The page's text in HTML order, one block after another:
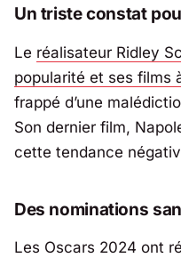
Un triste constat
Le réalisateur Ridley
popularité et ses films
frappé d’une
Son dernier film,
cette tendance
Des nominations
Les Oscars 2024 ont